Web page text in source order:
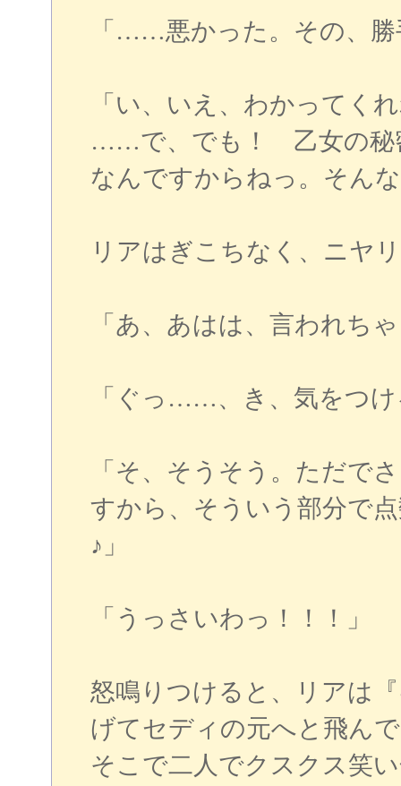
「……悪かった。その、
「い、いえ、わかってく
……で、でも！ 乙女の秘
なんですからねっ。そん
リアはぎこちなく、ニヤ
「あ、あはは、言われち
「ぐっ……、き、気をつけ
「そ、そうそう。ただで
すから、そういう部分で
♪」
「うっさいわっ！！！」
怒鳴りつけると、リアは
げてセディの元へと飛ん
そこで二人でクスクス笑